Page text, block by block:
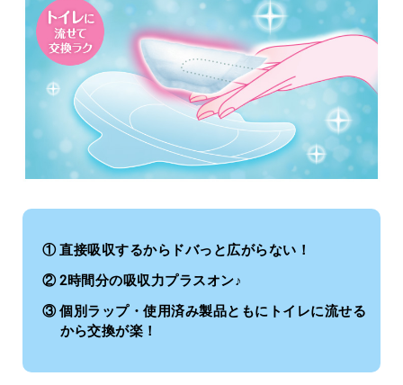
① 直接吸収するからドバっと広がらない！
② 2時間分の吸収力プラスオン♪
③ 個別ラップ・使用済み製品ともにトイレに流せる
から交換が楽！